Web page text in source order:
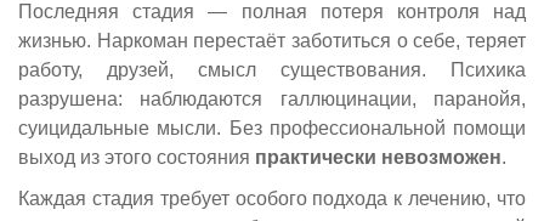
Последняя стадия — полная потеря контроля над
жизнью. Наркоман перестаёт заботиться о себе, теряет
работу, друзей, смысл существования. Психика
разрушена: наблюдаются галлюцинации, паранойя,
суицидальные мысли. Без профессиональной помощи
выход из этого состояния практически невозможен.
Каждая стадия требует особого подхода к лечению, что